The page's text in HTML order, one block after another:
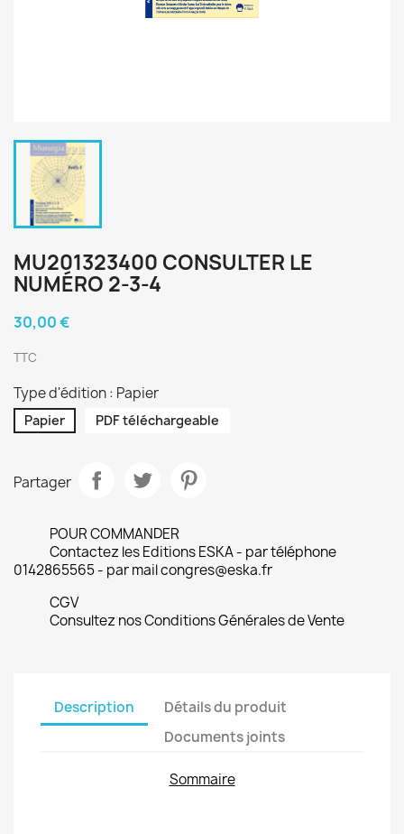
MU201323400 CONSULTER LE
NUMÉRO 2-3-4
30,00 €
TTC
Type d'édition : Papier
Papier PDF téléchargeable
Partager
POUR COMMANDER
Contactez les Editions ESKA - par téléphone
0142865565 - par mail congres@eska.fr
CGV
Consultez nos Conditions Générales de Vente
Description
Détails du produit
Documents joints
Sommaire